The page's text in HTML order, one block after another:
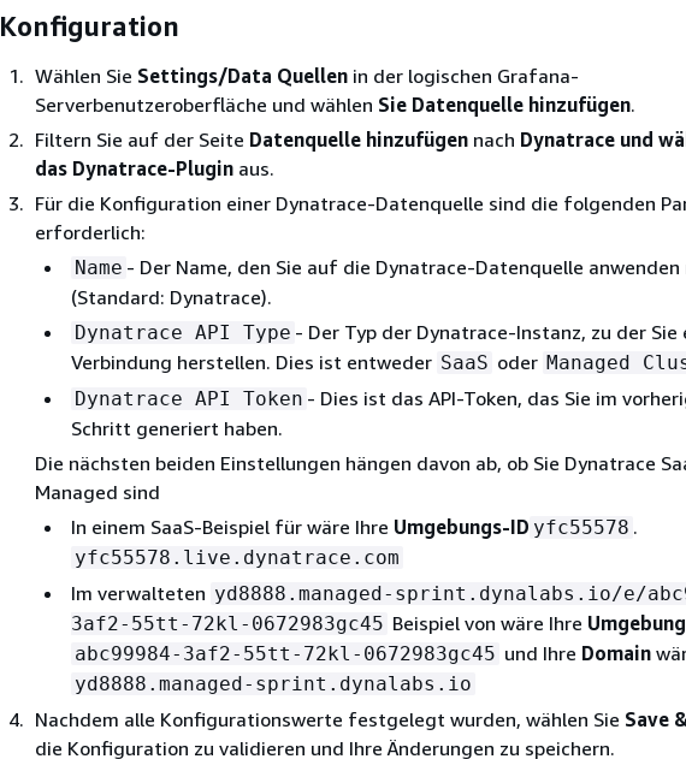
Konfiguration
Wählen Sie Settings/Data Quellen in der logischen Grafana-
Serverbenutzeroberfläche und wählen Sie Datenquelle hinzufügen.
Filtern Sie auf der Seite Datenquelle hinzufügen nach Dynatrace und
das Dynatrace-Plugin aus.
Für die Konfiguration einer Dynatrace-Datenquelle sind die folgenden
erforderlich:
Name - Der Name, den Sie auf die Dynatrace-Datenquelle anwenden
(Standard: Dynatrace).
Dynatrace API Type - Der Typ der Dynatrace-Instanz, zu der Sie
Verbindung herstellen. Dies ist entweder SaaS oder Managed
Dynatrace API Token - Dies ist das API-Token, das Sie im
Schritt generiert haben.
Die nächsten beiden Einstellungen hängen davon ab, ob Sie Dynatrace
Managed sind
In einem SaaS-Beispiel für wäre Ihre Umgebungs-ID yfc55578 .
yfc55578.live.dynatrace.com
Im verwalteten yd8888.managed-sprint.dynalabs.io/e/
3af2-55tt-72kl-0672983gc45 Beispiel von wäre Ihre
abc99984-3af2-55tt-72kl-0672983gc45 und Ihre Domain
yd8888.managed-sprint.dynalabs.io
Nachdem alle Konfigurationswerte festgelegt wurden, wählen Sie Save
die Konfiguration zu validieren und Ihre Änderungen zu speichern.